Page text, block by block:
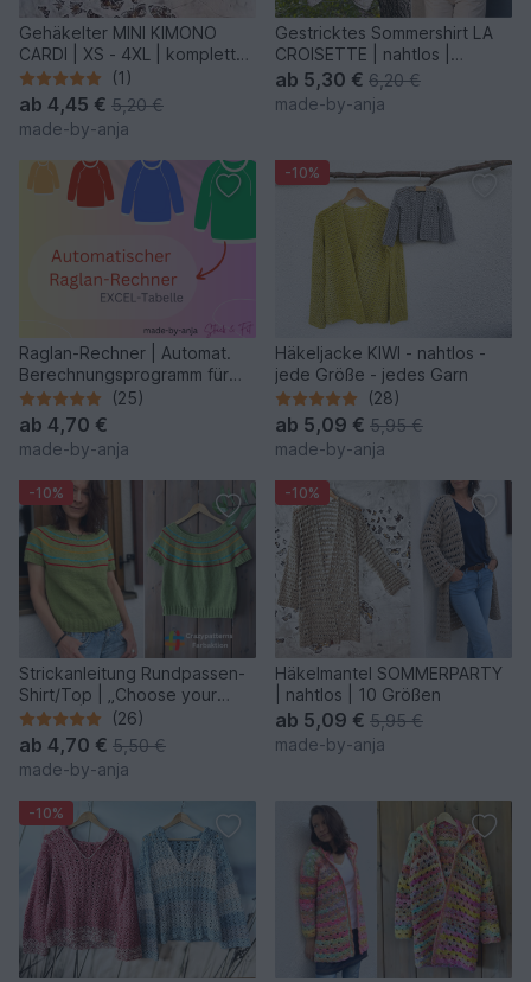
Gehäkelter MINI KIMONO
CARDI | XS - 4XL | komplett
anpassbar
(1)
ab 4,45 € 5,20 €
made-by-anja
Gestricktes Sommershirt LA
CROISETTE | nahtlos |
besondere Konstruktion
ab 5,30 € 6,20 €
made-by-anja
Raglan-Rechner | Automat.
Berechnungsprogramm für
Raglanpullis (jede Gr.)
(25)
ab 4,70 €
made-by-anja
-10%
Häkeljacke KIWI - nahtlos -
jede Größe - jedes Garn
(28)
ab 5,09 € 5,95 €
made-by-anja
-10%
Strickanleitung Rundpassen-
Shirt/Top | „Choose your
colors“ | nahtlos
(26)
ab 4,70 € 5,50 €
made-by-anja
-10%
Häkelmantel SOMMERPARTY
| nahtlos | 10 Größen
ab 5,09 € 5,95 €
made-by-anja
-10%